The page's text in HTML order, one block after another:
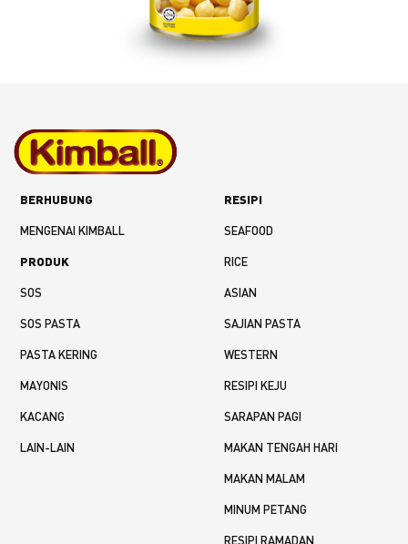
BERHUBUNG
MENGENAI KIMBALL
PRODUK
SOS
SOS PASTA
PASTA KERING
MAYONIS
KACANG
LAIN-LAIN
RESIPI
SEAFOOD
RICE
ASIAN
SAJIAN PASTA
WESTERN
RESIPI KEJU
SARAPAN PAGI
MAKAN TENGAH HARI
MAKAN MALAM
MINUM PETANG
RESIPI RAMADAN